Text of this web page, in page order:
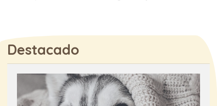
Destacado